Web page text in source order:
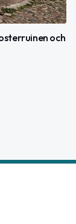
och